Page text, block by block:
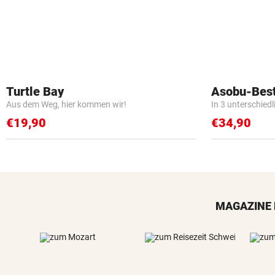
Turtle Bay
Aus dem Weg, hier kommen wir!
€19,90
Asobu-
In 3
€34,90
MAGAZINE